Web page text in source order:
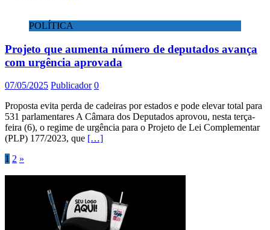
POLÍTICA
Projeto que aumenta número de deputados avança
com urgência aprovada
07/05/2025 Publicador 0
Proposta evita perda de cadeiras por estados e pode elevar total para
531 parlamentares A Câmara dos Deputados aprovou, nesta terça-
feira (6), o regime de urgência para o Projeto de Lei Complementar
(PLP) 177/2023, que […]
Paginação
de
1 2 »